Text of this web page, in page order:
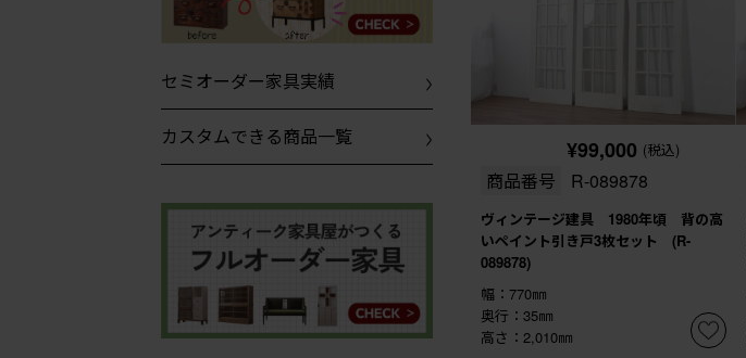
セミオーダー家具実績
カスタムできる商品一覧 ¥99,000 (税込)
商品番号 R-089878
ヴィンテージ建具 1980年頃 背の高
いペイント引き戸3枚セット (R-
089878)
幅：770㎜
奥行：35㎜
高さ：2,010㎜